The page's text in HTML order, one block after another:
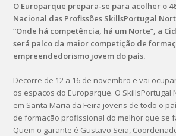
O Europarque prepara-se para acolher o
Nacional das Profissões SkillsPortugal
“Onde há competência, há um Norte”, a
será palco da maior competição de
empreendedorismo jovem do país.
Decorre de 12 a 16 de novembro e vai
os espaços do Europarque. O SkillsPortugal
em Santa Maria da Feira jovens de todo o
de formação profissional do melhor que se
Quem o garante é Gustavo Seia,